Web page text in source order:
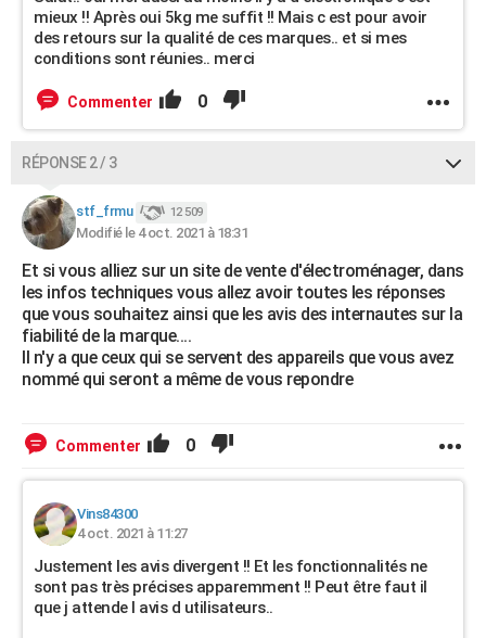
mieux !! Après oui 5kg me suffit !! Mais c est pour avoir
des retours sur la qualité de ces marques.. et si mes
conditions sont réunies.. merci
Commenter 0
RÉPONSE 2 / 3
stf_frmu 12 509
Modifié le 4 oct. 2021 à 18:31
Et si vous alliez sur un site de vente d'électroménager, dans
les infos techniques vous allez avoir toutes les réponses
que vous souhaitez ainsi que les avis des internautes sur la
fiabilité de la marque....
Il n'y a que ceux qui se servent des appareils que vous avez
nommé qui seront a même de vous repondre
Commenter 0
Vins84300
4 oct. 2021 à 11:27
Justement les avis divergent !! Et les fonctionnalités ne
sont pas très précises apparemment !! Peut être faut il
que j attende l avis d utilisateurs..